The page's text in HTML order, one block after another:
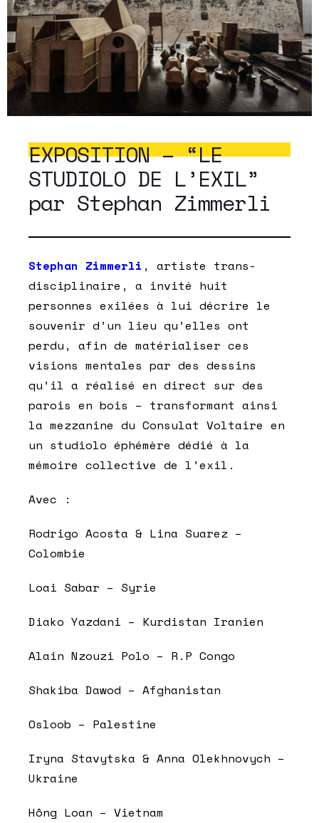
EXPOSITION – “LE
STUDIOLO DE L’EXIL”
par Stephan Zimmerli
Stephan Zimmerli , artiste trans-
disciplinaire, a invité huit
personnes exilées à lui décrire le
souvenir d’un lieu qu’elles ont
perdu, afin de matérialiser ces
visions mentales par des dessins
qu’il a réalisé en direct sur des
parois en bois – transformant ainsi
la mezzanine du Consulat Voltaire en
un studiolo éphémère dédié à la
mémoire collective de l’exil.
Avec :
Rodrigo Acosta & Lina Suarez –
Colombie
Loai Sabar – Syrie
Diako Yazdani – Kurdistan Iranien
Alain Nzouzi Polo – R.P Congo
Shakiba Dawod – Afghanistan
Osloob – Palestine
Iryna Stavytska & Anna Olekhnovych –
Ukraine
Hông Loan – Vietnam